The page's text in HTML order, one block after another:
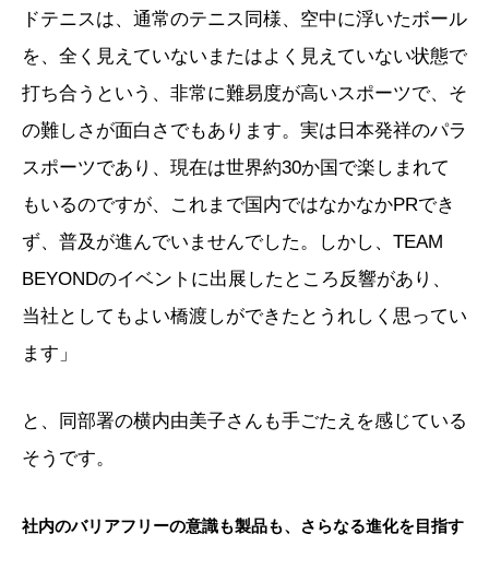
ドテニスは、通常のテニス同様、空中に浮いたボール
を、全く見えていないまたはよく見えていない状態で
打ち合うという、非常に難易度が高いスポーツで、そ
の難しさが面白さでもあります。実は日本発祥のパラ
スポーツであり、現在は世界約30か国で楽しまれて
もいるのですが、これまで国内ではなかなかPRでき
ず、普及が進んでいませんでした。しかし、TEAM
BEYONDのイベントに出展したところ反響があり、
当社としてもよい橋渡しができたとうれしく思ってい
ます」
と、同部署の横内由美子さんも手ごたえを感じている
そうです。
社内のバリアフリーの意識も製品も、さらなる進化を目指す